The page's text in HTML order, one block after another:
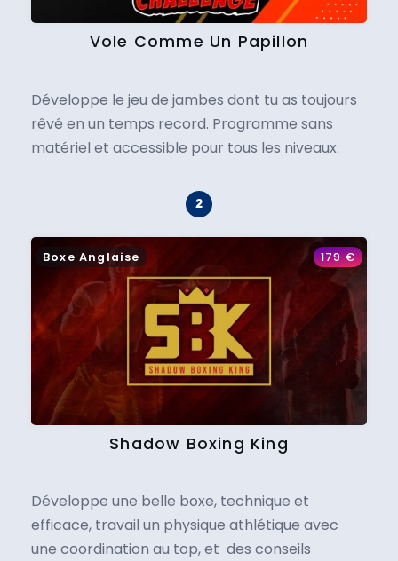
Vole Comme Un Papillon
Développe le jeu de jambes dont tu as toujours
rêvé en un temps record. Programme sans
matériel et accessible pour tous les niveaux.
Boxe Anglaise 179€
Shadow Boxing King
Développe une belle boxe, technique et
efficace, travail un physique athlétique avec
une coordination au top, et des conseils